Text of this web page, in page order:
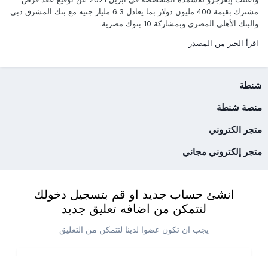
مشترك بقيمة 400 مليون دولار بما يعادل 6.3 مليار جنيه مع بنك المشرق دبى
والبنك الأهلى المصرى وبمشاركة 10 بنوك مصرية.
اقرأ الخبر من المصدر
شنطة
منصة شنطة
متجر الكتروني
متجر إلكتروني مجاني
انشئ حساب جديد او قم بتسجيل دخولك
لتتمكن من اضافه تعليق جديد
يجب ان تكون عضوا لدينا لتتمكن من التعليق